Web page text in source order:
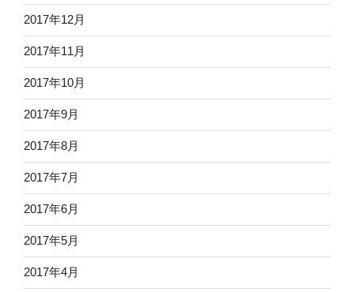
2017年12月
2017年11月
2017年10月
2017年9月
2017年8月
2017年7月
2017年6月
2017年5月
2017年4月